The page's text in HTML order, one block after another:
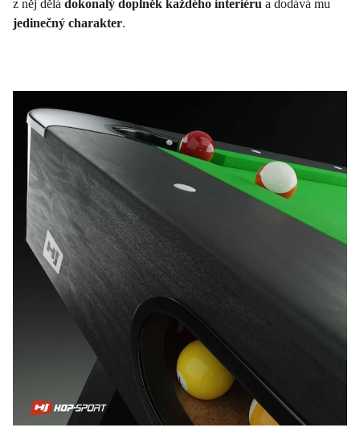
z něj dělá dokonalý doplněk každého interiéru a dodává mu
jedinečný charakter.